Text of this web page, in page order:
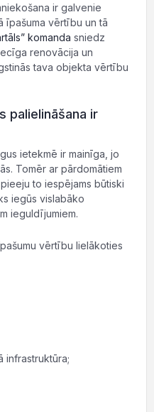
ir galvenie
īpašuma vērtību un tā
komanda sniedz
renovācija un
tava objekta vērtību
palielināšana ir
ietekmē ir mainīga, jo
Tomēr ar pārdomātiem
to iespējams būtiski
iegūs vislabāko
ieguldījumiem.
vērtību lielākoties
infrastruktūra;